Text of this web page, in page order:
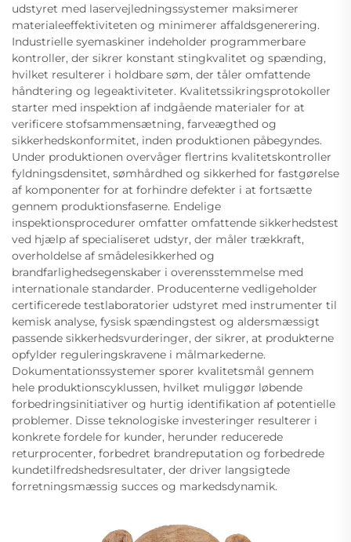
udstyret med laservejledningssystemer maksimerer
materialeeffektiviteten og minimerer affaldsgenerering.
Industrielle syemaskiner indeholder programmerbare
kontroller, der sikrer konstant stingkvalitet og spænding,
hvilket resulterer i holdbare søm, der tåler omfattende
håndtering og legeaktiviteter. Kvalitetssikringsprotokoller
starter med inspektion af indgående materialer for at
verificere stofsammensætning, farveægthed og
sikkerhedskonformitet, inden produktionen påbegyndes.
Under produktionen overvåger flertrins kvalitetskontroller
fyldningsdensitet, sømhårdhed og sikkerhed for fastgørelse
af komponenter for at forhindre defekter i at fortsætte
gennem produktionsfaserne. Endelige
inspektionsprocedurer omfatter omfattende sikkerhedstest
ved hjælp af specialiseret udstyr, der måler trækkraft,
overholdelse af smådelesikkerhed og
brandfarlighedsegenskaber i overensstemmelse med
internationale standarder. Producenterne vedligeholder
certificerede testlaboratorier udstyret med instrumenter til
kemisk analyse, fysisk spændingstest og aldersmæssigt
passende sikkerhedsvurderinger, der sikrer, at produkterne
opfylder reguleringskravene i målmarkederne.
Dokumentationssystemer sporer kvalitetsmål gennem
hele produktionscyklussen, hvilket muliggør løbende
forbedringsinitiativer og hurtig identifikation af potentielle
problemer. Disse teknologiske investeringer resulterer i
konkrete fordele for kunder, herunder reducerede
returprocenter, forbedret brandreputation og forbedrede
kundetilfredshedsresultater, der driver langsigtede
forretningsmæssig succes og markedsdynamik.